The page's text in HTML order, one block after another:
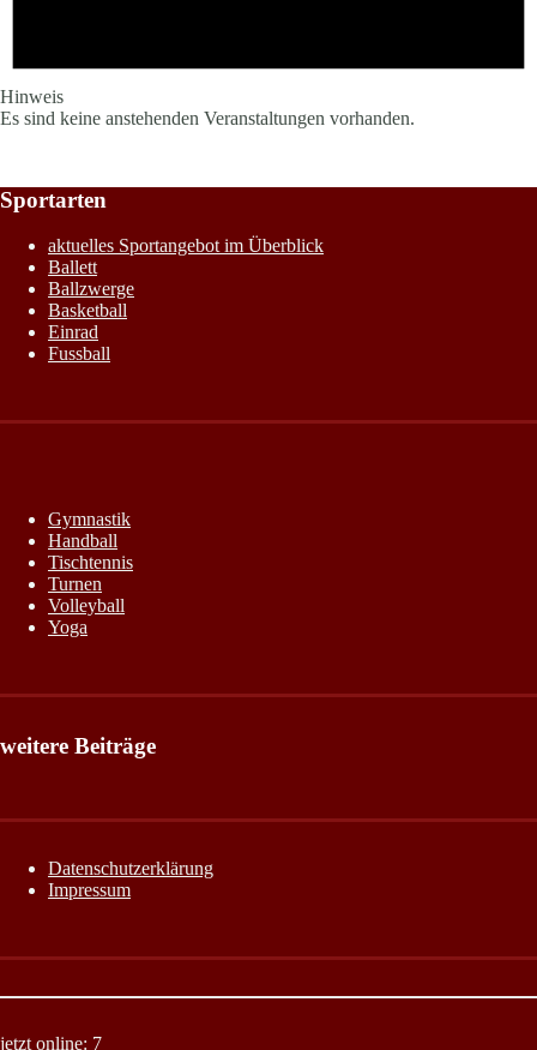
Hinweis
Es sind keine anstehenden Veranstaltungen vorhanden.
Sportarten
aktuelles Sportangebot im Überblick
Ballett
Ballzwerge
Basketball
Einrad
Fussball
Gymnastik
Handball
Tischtennis
Turnen
Volleyball
Yoga
weitere Beiträge
Datenschutzerklärung
Impressum
jetzt online: 7